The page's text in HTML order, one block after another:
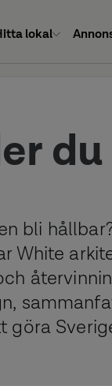
lokal
bli
White
göra